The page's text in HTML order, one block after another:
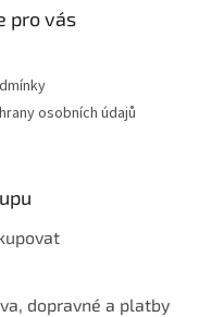
pro vás
osobních údajů
dopravné a platby